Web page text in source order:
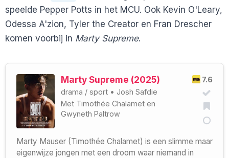
speelde Pepper Potts in het MCU. Ook Kevin O'Leary,
Odessa A'zion, Tyler the Creator en Fran Drescher
komen voorbij in Marty Supreme.
7.6
Marty Supreme (2025)
drama / sport • Josh Safdie
Met Timothée Chalamet en
Gwyneth Paltrow
Marty Mauser (Timothée Chalamet) is een slimme maar
eigenwijze jongen met een droom waar niemand in